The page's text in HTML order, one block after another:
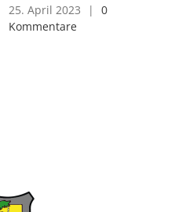
25. April 2023 |
0
Kommentare